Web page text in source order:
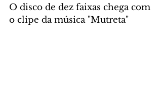
O disco de dez faixas chega com
o clipe da música "Mutreta"